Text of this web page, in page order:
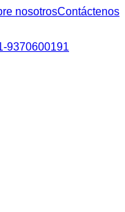
nosotrosContáctenos
9370600191